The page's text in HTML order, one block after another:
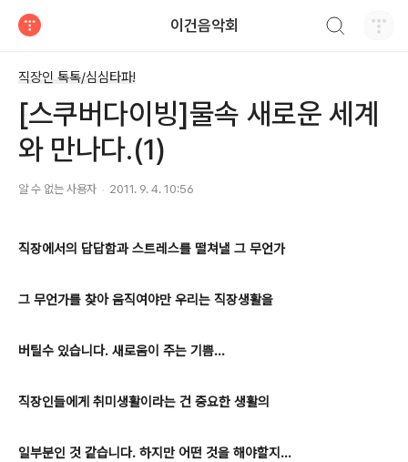
이건음악회
직장인 톡톡/심심타파!
[스쿠버다이빙]물속 새로운 세계
와 만나다.(1)
알 수 없는 사용자 2011. 9. 4. 10:56
직장에서의 답답함과 스트레스를 떨쳐낼 그 무언가
그 무언가를 찾아 움직여야만 우리는 직장생활을
버틸수 있습니다. 새로움이 주는 기쁨...
직장인들에게 취미생활이라는 건 중요한 생활의
일부분인 것 같습니다. 하지만 어떤 것을 해야할지...